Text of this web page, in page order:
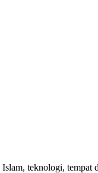
teknologi, tempat